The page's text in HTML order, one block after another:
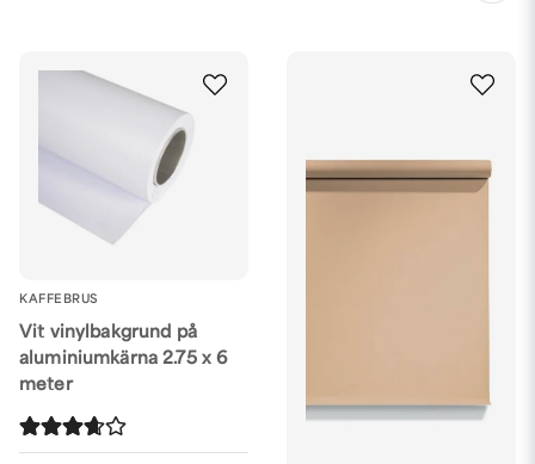
KAFFEBRUS
Vit vinylbakgrund på
aluminiumkärna 2.75 x 6
meter